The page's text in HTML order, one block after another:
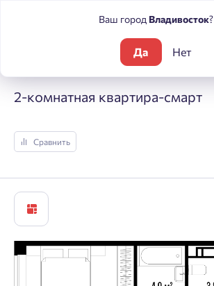
Центральный
2-комнатная квартира-смарт
Сравнить
Ваш город Владивосток?
Да Нет